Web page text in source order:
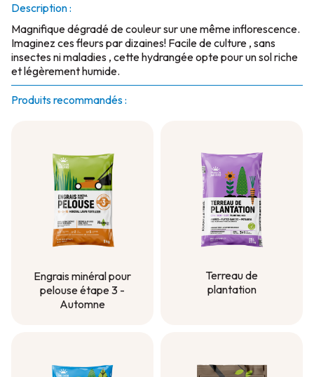
Description :
Magnifique dégradé de couleur sur une même inflorescence.
Imaginez ces fleurs par dizaines! Facile de culture , sans
insectes ni maladies , cette hydrangée opte pour un sol riche
et légèrement humide.
Produits recommandés :
Engrais minéral pour
pelouse étape 3 -
Automne
Terreau de
plantation